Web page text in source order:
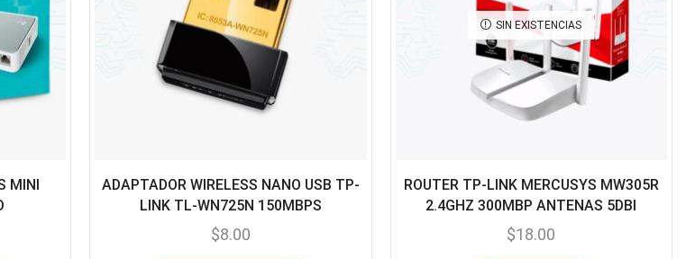
Cables De Impresora (10)
Cables De Poder (14)
Cables de Red (37)
Cables DVI (1)
Cables Varios (65)
Cables VGA (14)
MINI
ADAPTADOR WIRELESS NANO USB TP-
LINK TL-WN725N 150MBPS
$8.00
SIN EXISTENCIAS
ROUTER TP-LINK MERCUSYS MW305R
2.4GHZ 300MBP ANTENAS 5DBI
$18.00